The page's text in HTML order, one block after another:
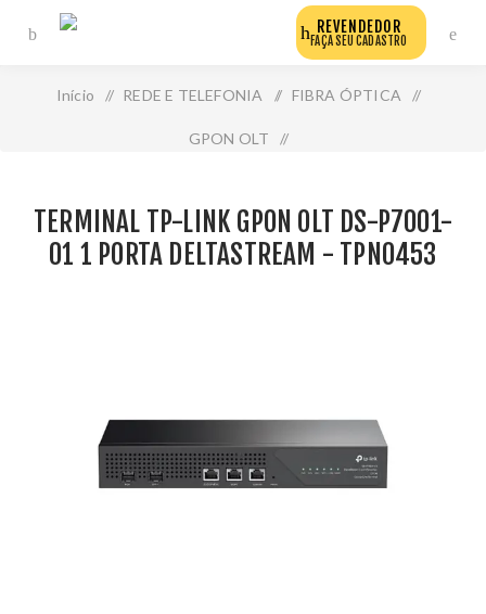
REVENDEDOR
FAÇA SEU CADASTRO
Início / REDE E TELEFONIA / FIBRA ÓPTICA /
GPON OLT /
Deltastream - Tpn0453
TERMINAL TP-LINK GPON OLT DS-P7001-
01 1 PORTA DELTASTREAM - TPN0453